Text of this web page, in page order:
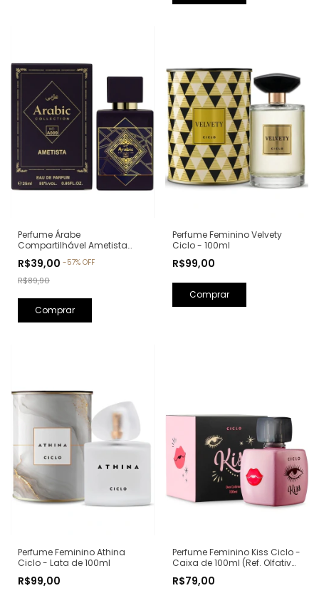
Perfume Árabe
Compartilhável Ametista
25ml (Ref. Olfativa: Bade'e Al
Oud Amethyst Lattafa)
R$39,00 -57% OFF
R$89,90
Perfume Feminino Velvety
Ciclo - 100ml
R$99,00
Perfume Feminino Athina
Ciclo - Lata de 100ml
R$99,00
Perfume Feminino Kiss Ciclo -
Caixa de 100ml (Ref. Olfativa:
R$79,00